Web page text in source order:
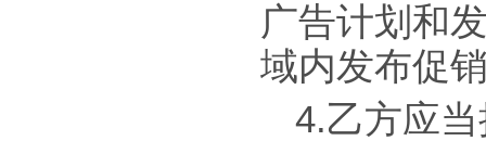
广告计划和
域内发布促
4.乙方应